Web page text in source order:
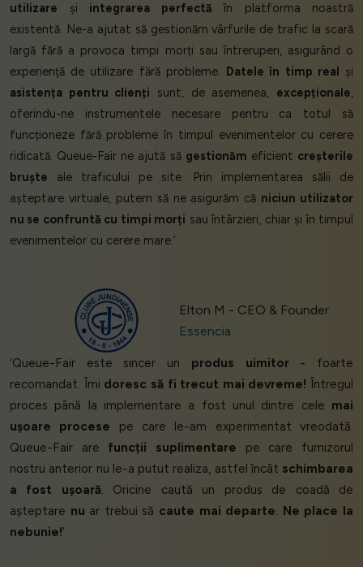
utilizare și integrarea perfectă în platforma noastră
existentă. Ne-a ajutat să gestionăm vârfurile de trafic la scară
largă fără a provoca timpi morți sau întreruperi, asigurând o
experiență de utilizare fără probleme.
Datele în timp real
și
asistența pentru clienți sunt, de asemenea, excepționale,
oferindu-ne instrumentele necesare pentru ca totul să
funcționeze fără probleme în timpul evenimentelor cu cerere
ridicată. Queue-Fair ne ajută să gestionăm eficient creșterile
bruște ale traficului pe site. Prin implementarea sălii de
așteptare virtuale, putem să ne asigurăm că niciun utilizator
nu se confruntă cu timpi morți sau întârzieri, chiar și în timpul
evenimentelor cu cerere mare.’
Elton M - CEO & Founder
Essencia
‘Queue-Fair este sincer un produs uimitor- foarte
recomandat. Îmi doresc să fi trecut mai devreme! Întregul
proces până la implementare a fost unul dintre cele mai
ușoare procese pe care le-am experimentat vreodată.
Queue-Fair are funcții suplimentare pe care furnizorul
nostru anterior nu le-a putut realiza, astfel încât schimbarea
a fost ușoară. Oricine caută un produs de coadă de
așteptare nu ar trebui să caute mai departe. Ne place la
nebunie!’